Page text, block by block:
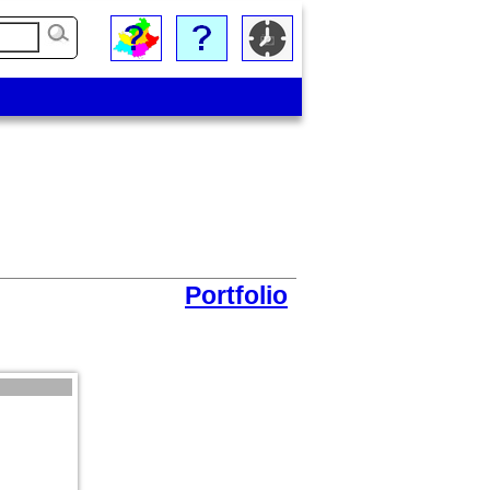
Portfolio